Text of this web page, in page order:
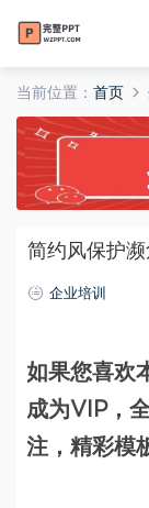
当前位置： 首页
简约风保护
企业培训
如果您喜欢
成为VIP，
注，精彩模